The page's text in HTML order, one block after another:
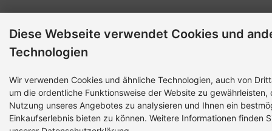
Diese Webseite verwendet Cookies und
Technologien
Wir verwenden Cookies und ähnliche Technologien, auch von
um die ordentliche Funktionsweise der Website zu gewährleisten,
Nutzung unseres Angebotes zu analysieren und Ihnen ein
Einkaufserlebnis bieten zu können. Weitere Informationen finden